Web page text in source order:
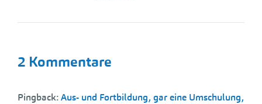
2 Kommentare
Pingback:Aus- und Fortbildung, gar eine Umschulung,